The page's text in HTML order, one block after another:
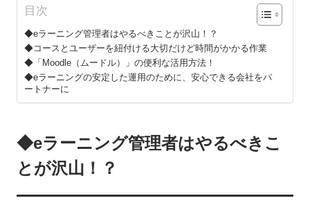
目次
◆eラーニング管理者はやるべきことが沢山！？
◆コースとユーザーを紐付ける大切だけど時間がかかる作業
◆「Moodle（ムードル）」の便利な活用方法！
◆eラーニングの安定した運用のために、安心できる会社をパ
ートナーに
◆eラーニング管理者はやるべきこ
とが沢山！？